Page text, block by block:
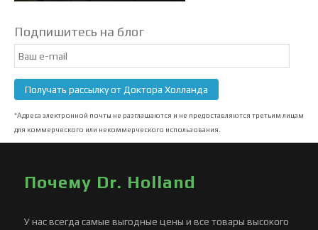
Подпишитесь на блог
Получать рассылку от Доктора Холланда
*Адреса электронной почты не разглашаются и не предоставляются третьим лицам
для коммерческого или некоммерческого использования.
Почему Dr. Holland
У нас всегда самые выгодные цены и все товары высокого